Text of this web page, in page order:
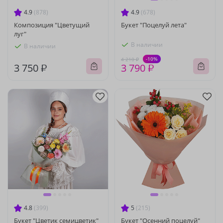
4.9 (878)
Композиция "Цветущий
луг"
В наличии
3 750 ₽
4.9 (678)
Букет "Поцелуй лета"
В наличии
4 210 ₽ -10%
3 790 ₽
4.8 (399)
Букет "Цветик семицветик"
5 (215)
Букет "Осенний поцелуй"